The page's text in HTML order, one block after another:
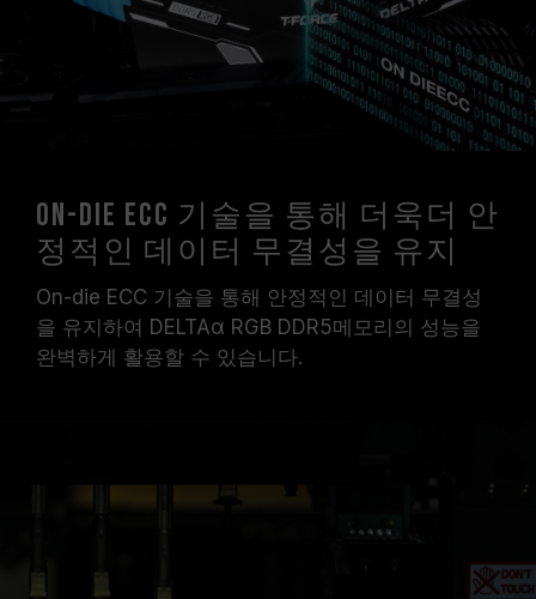
On-die ECC 기술을 통해 더욱더 안
정적인 데이터 무결성을 유지
On-die ECC 기술을 통해 안정적인 데이터 무결성
을 유지하여 DELTAα RGB DDR5메모리의 성능을
완벽하게 활용할 수 있습니다.